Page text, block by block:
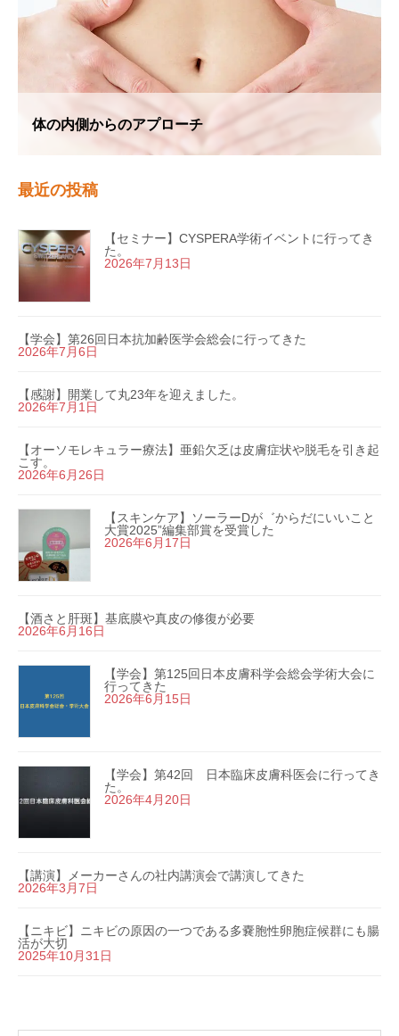
体の内側からのアプローチ
最近の投稿
【セミナー】CYSPERA学術イベントに行ってき
た。
2026年7月13日
【学会】第26回日本抗加齢医学会総会に行ってきた
2026年7月6日
【感謝】開業して丸23年を迎えました。
2026年7月1日
【オーソモレキュラー療法】亜鉛欠乏は皮膚症状や脱毛を引き起
こす。
2026年6月26日
【スキンケア】ソーラーDが゛からだにいいこと
大賞2025”編集部賞を受賞した
2026年6月17日
【酒さと肝斑】基底膜や真皮の修復が必要
2026年6月16日
【学会】第125回日本皮膚科学会総会学術大会に
行ってきた
2026年6月15日
【学会】第42回 日本臨床皮膚科医会に行ってき
た。
2026年4月20日
【講演】メーカーさんの社内講演会で講演してきた
2026年3月7日
【ニキビ】ニキビの原因の一つである多嚢胞性卵胞症候群にも腸
活が大切
2025年10月31日